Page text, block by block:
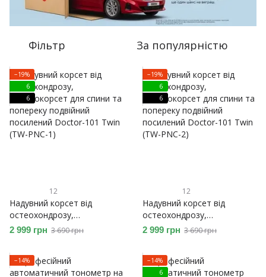
Фільтр За популярністю
−19%
6
6
12
Надувний корсет від
остеохондрозу,
пневмокорсет для спини та
попереку подвійний
посилений Doctor-101 Twin
(TW-PNC-1)
2 999 грн 3 690 грн
−19%
6
6
12
Надувний корсет від
остеохондрозу,
пневмокорсет для спини та
попереку подвійний
посилений Doctor-101 Twin
(TW-PNC-2)
2 999 грн 3 690 грн
−14%
−14%
6